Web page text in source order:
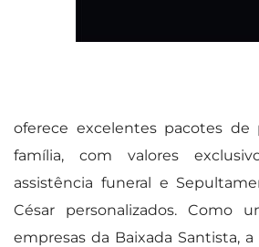
oferece excelentes pacotes de
família, com valores
assistência funeral e
César personalizados. Como
empresas da Baixada Santista,